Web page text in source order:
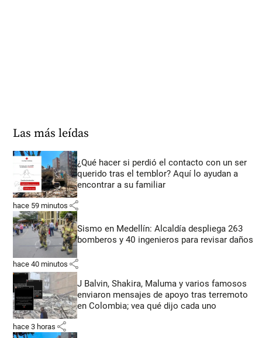
Las más leídas
¿Qué hacer si perdió el contacto con un ser
querido tras el temblor? Aquí lo ayudan a
encontrar a su familiar
hace 59 minutos share
Sismo en Medellín: Alcaldía despliega 263
bomberos y 40 ingenieros para revisar daños
hace 40 minutos share
J Balvin, Shakira, Maluma y varios famosos
enviaron mensajes de apoyo tras terremoto
en Colombia; vea qué dijo cada uno
hace 3 horas share